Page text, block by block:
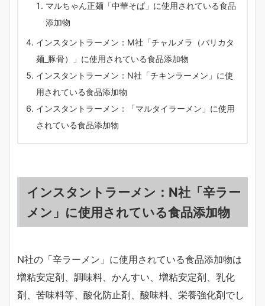
マルちゃん正麺「中華そば」に使用されている食品
添加物
インスタントラーメン：M社「チャルメラ（バリカタ
麺_豚骨）」に使用されている食品添加物
インスタントラーメン：N社「チキンラーメン」に使
用されている食品添加物
インスタントラーメン：「マルタイラーメン」に使用
されている食品添加物
インスタントラーメン：N社「辛ラー
メン」に使用されている食品添加物
N社の「辛ラーメン」に使用されている食品添加物は
増粘安定剤、調味料、かんすい、増粘安定剤、乳化
剤、苦味料等、酸化防止剤、酸味料、栄養強化剤でし